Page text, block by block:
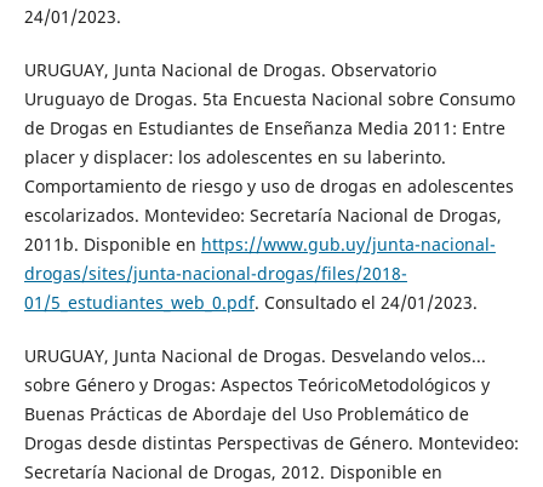
24/01/2023.
URUGUAY, Junta Nacional de Drogas. Observatorio
Uruguayo de Drogas. 5ta Encuesta Nacional sobre Consumo
de Drogas en Estudiantes de Enseñanza Media 2011: Entre
placer y displacer: los adolescentes en su laberinto.
Comportamiento de riesgo y uso de drogas en adolescentes
escolarizados. Montevideo: Secretaría Nacional de Drogas,
2011b. Disponible en https://www.gub.uy/junta-nacional-
drogas/sites/junta-nacional-drogas/files/2018-
01/5_estudiantes_web_0.pdf. Consultado el 24/01/2023.
URUGUAY, Junta Nacional de Drogas. Desvelando velos...
sobre Género y Drogas: Aspectos TeóricoMetodológicos y
Buenas Prácticas de Abordaje del Uso Problemático de
Drogas desde distintas Perspectivas de Género. Montevideo:
Secretaría Nacional de Drogas, 2012. Disponible en